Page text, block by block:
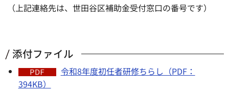
（上記連絡先は、世田谷区補助金受付窓口の番号です）
添付ファイル
令和8年度初任者研修ちらし（PDF：
394KB）